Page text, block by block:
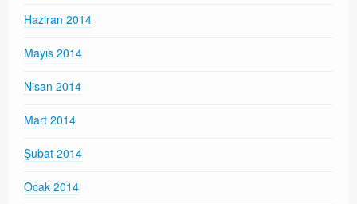
Haziran 2014
Mayıs 2014
Nisan 2014
Mart 2014
Şubat 2014
Ocak 2014